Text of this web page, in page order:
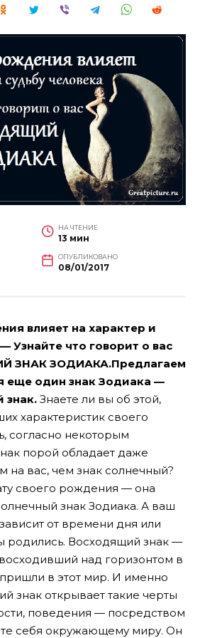
НА ЧТЕНИЕ
13 мин
ОПУБЛИКОВАНО
08/01/2017
влияет на характер и
Узнайте что говорит о вас
ЗНАК ЗОДИАКА.Предлагаем
еще один знак Зодиака —
знак. Знаете ли вы об этой,
характеристик своего
согласно некоторым
порой обладает даже
на вас, чем знак солнечный?
своего рождения — она
знак Зодиака. А ваш
от времени дня или
родились. Восходящий знак —
над горизонтом в
в этот мир. И именно
знак открывает такие черты
поведения — посредством
себя окружающему миру. Он